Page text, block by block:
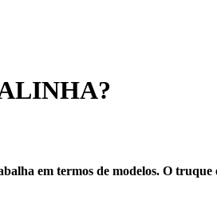
em termos de modelos. O